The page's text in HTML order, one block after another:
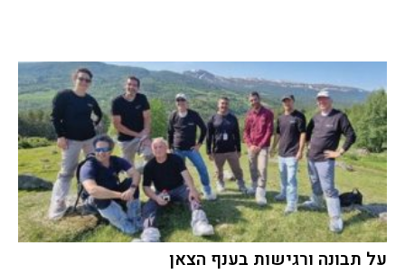
על תבונה ורגישות בענף הצאן